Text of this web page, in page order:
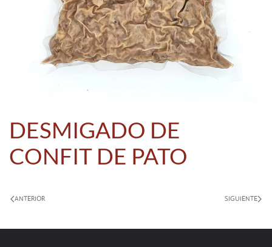
DESMIGADO DE
CONFIT DE PATO
ANTERIOR SIGUIENTE